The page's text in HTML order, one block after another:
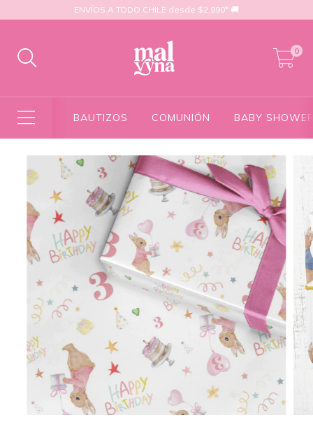
ENVÍOS A TODO CHILE desde $2.990* 🚚
0
BAUTIZOS COMUNIÓN BABY